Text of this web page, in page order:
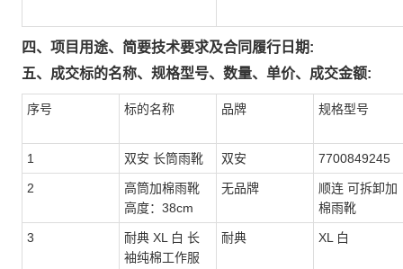
四、项目用途、简要技术要求及合同履行日期:
五、成交标的名称、规格型号、数量、单价、成交金额:
序号 标的名称 品牌 规格型号
1 双安 长筒雨靴 双安 7700849245
2
高筒加棉雨靴
高度：38cm
无品牌
顺连 可拆卸加
棉雨靴
3
耐典 XL 白 长
袖纯棉工作服
耐典 XL 白